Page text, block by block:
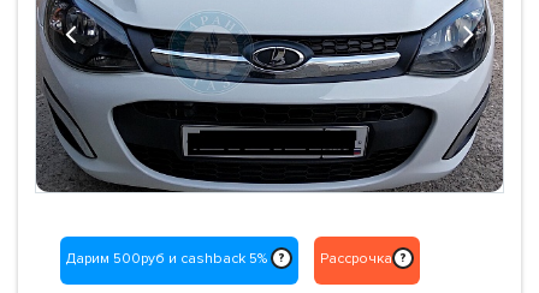
Previous Next
Дарим 500руб и cashback 5% ? Рассрочка ?